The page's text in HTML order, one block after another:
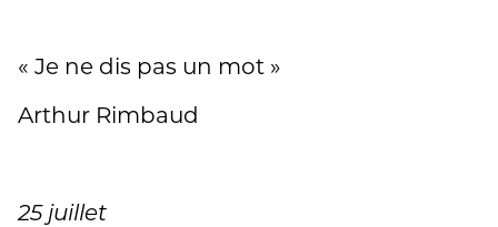
« Je ne dis pas un mot »
Arthur Rimbaud
25 juillet